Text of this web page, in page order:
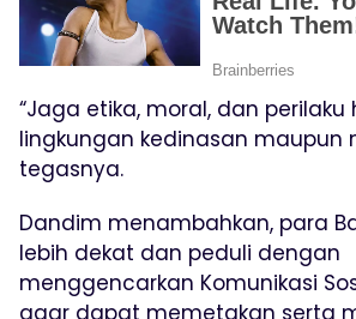
“Jaga etika, moral, dan perilaku
lingkungan kedinasan maupun
tegasnya.
Dandim menambahkan, para
lebih dekat dan peduli dengan
menggencarkan Komunikasi
agar dapat memetakan serta